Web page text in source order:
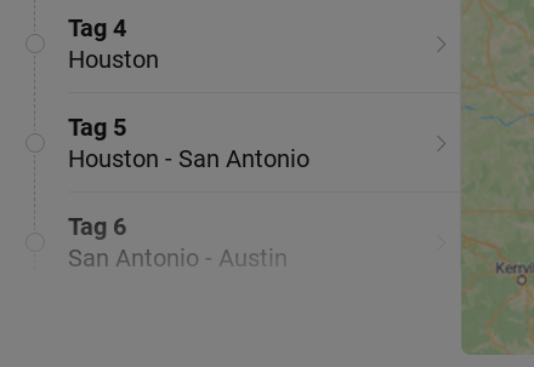
Tag 4
Houston
Tag 5
Houston - San Antonio
Tag 6
San Antonio - Austin